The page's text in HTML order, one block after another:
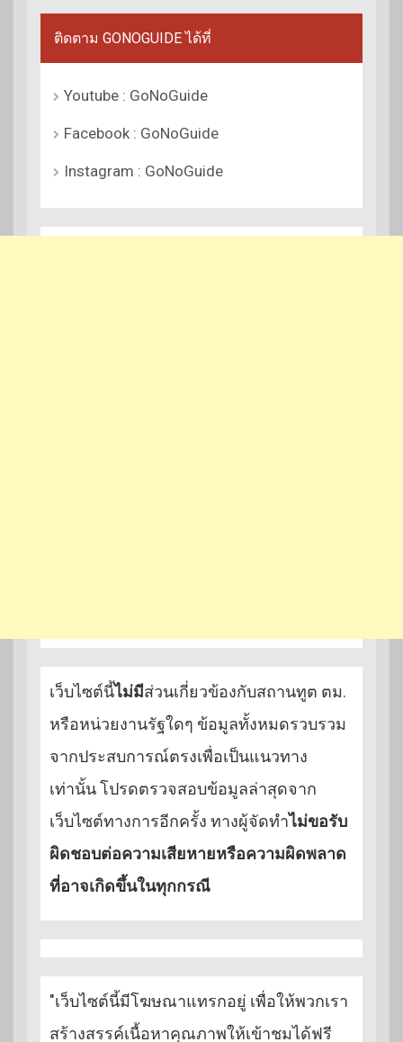
ติดตาม GONOGUIDE ได้ที่
Youtube : GoNoGuide
Facebook : GoNoGuide
Instagram : GoNoGuide
เว็บไซต์นี้ไม่มีส่วนเกี่ยวข้องกับสถานทูต ตม.
หรือหน่วยงานรัฐใดๆ ข้อมูลทั้งหมดรวบรวม
จากประสบการณ์ตรงเพื่อเป็นแนวทาง
เท่านั้น โปรดตรวจสอบข้อมูลล่าสุดจาก
เว็บไซต์ทางการอีกครั้ง ทางผู้จัดทำไม่ขอรับ
ผิดชอบต่อความเสียหายหรือความผิดพลาด
ที่อาจเกิดขึ้นในทุกกรณี
"เว็บไซต์นี้มีโฆษณาแทรกอยู่ เพื่อให้พวกเรา
สร้างสรรค์เนื้อหาคุณภาพให้เข้าชมได้ฟรี